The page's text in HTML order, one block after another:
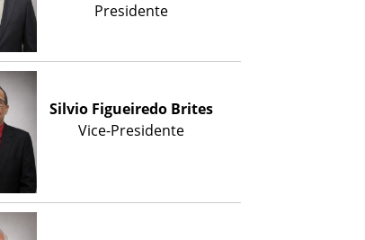
Presidente
Silvio Figueiredo Brites
Vice-Presidente